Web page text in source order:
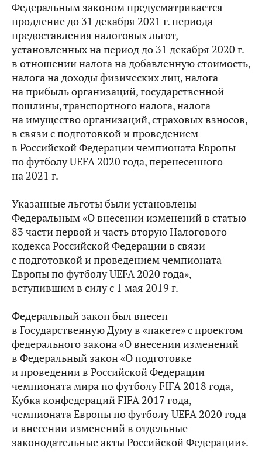
Федеральным законом предусматривается
продление до 31 декабря 2021 г. периода
предоставления налоговых льгот,
установленных на период до 31 декабря 2020 г.
в отношении налога на добавленную стоимость,
налога на доходы физических лиц, налога
на прибыль организаций, государственной
пошлины, транспортного налога, налога
на имущество организаций, страховых взносов,
в связи с подготовкой и проведением
в Российской Федерации чемпионата Европы
по футболу UEFA 2020 года, перенесенного
на 2021 г.
Указанные льготы были установлены
Федеральным «О внесении изменений в статью
83 части первой и часть вторую Налогового
кодекса Российской Федерации в связи
с подготовкой и проведением чемпионата
Европы по футболу UEFA 2020 года»,
вступившим в силу с 1 мая 2019 г.
Федеральный закон был внесен
в Государственную Думу в «пакете» с проектом
федерального закона «О внесении изменений
в Федеральный закон «О подготовке
и проведении в Российской Федерации
чемпионата мира по футболу FIFA 2018 года,
Кубка конфедераций FIFA 2017 года,
чемпионата Европы по футболу UEFA 2020 года
и внесении изменений в отдельные
законодательные акты Российской Федерации».